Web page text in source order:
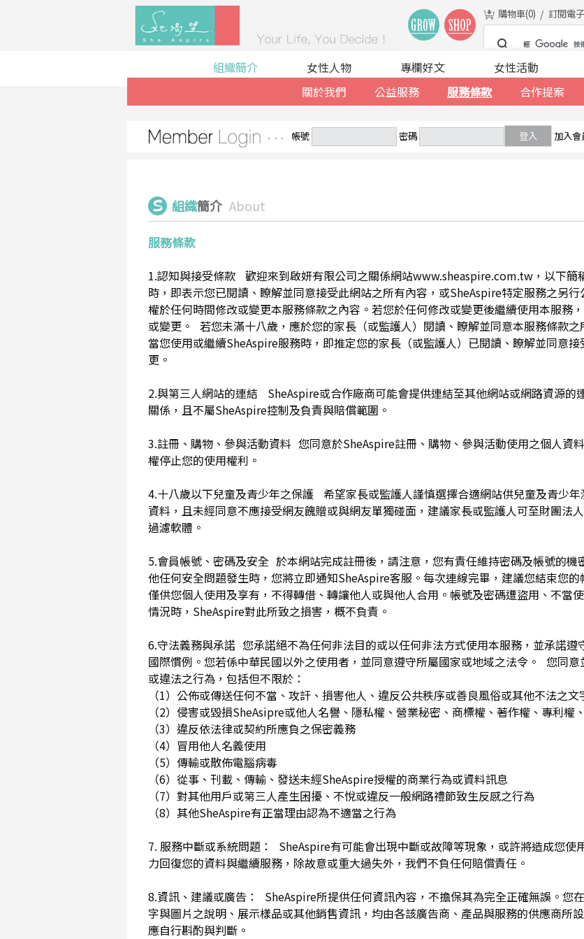
購物車(0) 訂閱電
組織簡介
關於我們
公益服務 服務條款 合作提案
女性人物 專欄好文 女性活動
帳號 密碼 登入 加入會
組織簡介 About
服務條款
1.認知與接受條款 歡迎來到啟妍有限公司之關係網站www.sheaspire.com.tw，以下簡
時，即表示您已閱讀、瞭解並同意接受此網站之所有內容，或SheAspire特定服務之另
權於任何時間修改或變更本服務條款之內容。若您於任何修改或變更後繼續使用本服務
或變更。 若您未滿十八歲，應於您的家長（或監護人）閱讀、瞭解並同意本服務條款
當您使用或繼續SheAspire服務時，即推定您的家長（或監護人）已閱讀、瞭解並同意
更。
2.與第三人網站的連結 SheAspire或合作廠商可能會提供連結至其他網站或網路資源的
關係，且不屬SheAspire控制及負責與賠償範圍。
3.註冊、購物、參與活動資料 您同意於SheAspire註冊、購物、參與活動使用之個人資
權停止您的使用權利。
4.十八歲以下兒童及青少年之保護 希望家長或監護人謹慎選擇合適網站供兒童及青少
資料，且未經同意不應接受網友餽贈或與網友單獨碰面，建議家長或監護人可至財團法
過濾軟體。
5.會員帳號、密碼及安全 於本網站完成註冊後，請注意，您有責任維持密碼及帳號的
他任何安全問題發生時，您將立即通知SheAspire客服。每次連線完畢，建議您結束您
僅供您個人使用及享有，不得轉借、轉讓他人或與他人合用。帳號及密碼遭盜用、不當
情況時，SheAspire對此所致之損害，概不負責。
6.守法義務與承諾 您承諾絕不為任何非法目的或以任何非法方式使用本服務，並承諾
國際慣例。您若係中華民國以外之使用者，並同意遵守所屬國家或地域之法令。 您同
或違法之行為，包括但不限於：
（1）公佈或傳送任何不當、攻訐、損害他人、違反公共秩序或善良風俗或其他不法之
（2）侵害或毀損SheAsipre或他人名譽、隱私權、營業秘密、商標權、著作權、專利權
（3）違反依法律或契約所應負之保密義務
（4）冒用他人名義使用
（5）傳輸或散佈電腦病毒
（6）從事、刊載、傳輸、發送未經SheAspire授權的商業行為或資料訊息
（7）對其他用戶或第三人產生困擾、不悅或違反一般網路禮節致生反感之行為
（8）其他SheAspire有正當理由認為不適當之行為
7. 服務中斷或系統問題： SheAspire有可能會出現中斷或故障等現象，或許將造成您使
力回復您的資料與繼續服務，除故意或重大過失外，我們不負任何賠償責任。
8.資訊、建議或廣告： SheAspire所提供任何資訊內容，不擔保其為完全正確無誤。您
字與圖片之說明、展示樣品或其他銷售資訊，均由各該廣告商、產品與服務的供應商所
應自行斟酌與判斷。